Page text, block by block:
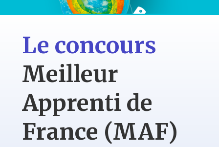
Le concours
Meilleur
Apprenti de
France (MAF)